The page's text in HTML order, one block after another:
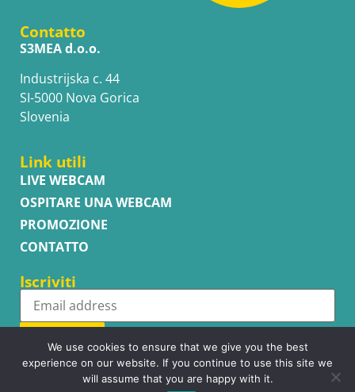
Contatto
S3MEA d.o.o.
Industrijska c. 44
SI-5000 Nova Gorica
Slovenia
Link utili
LIVE WEBCAM
OSPITARE UNA WEBCAM
PROMOZIONE
CONTATTO
Iscriviti
Subscribe
We use cookies to ensure that we give you the best
experience on our website. If you continue to use this site we
will assume that you are happy with it.